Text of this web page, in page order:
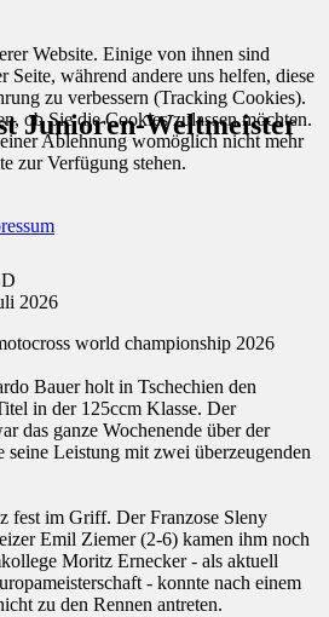
Junioren-Weltmeister
2026
Bauer holt in Tschechien den
in der 125ccm Klasse. Der
das ganze Wochenende über der
seine Leistung mit zwei überzeugenden
fest im Griff. Der Franzose Sleny
Emil Ziemer (2-6) kamen ihm noch
Moritz Ernecker - als aktuell
- konnte nach einem
zu den Rennen antreten.
Website. Einige von ihnen sind
Seite, während andere uns helfen, diese
zu verbessern (Tracking Cookies).
ob Sie die Cookies zulassen möchten.
Ablehnung womöglich nicht mehr
zur Verfügung stehen.